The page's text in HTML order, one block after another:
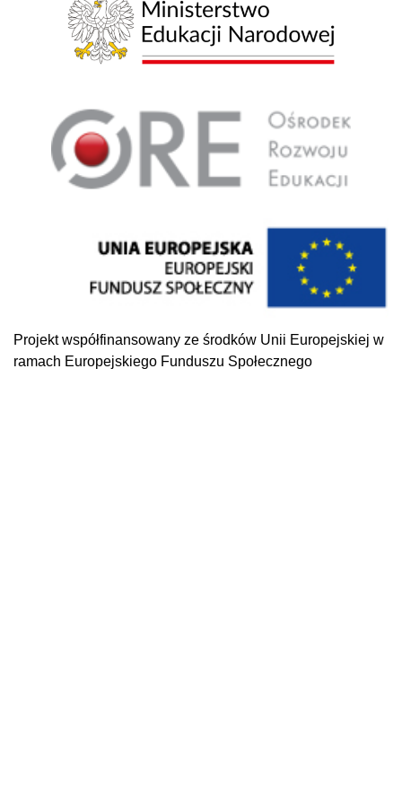
Projekt współfinansowany ze środków Unii Europejskiej w
ramach Europejskiego Funduszu Społecznego